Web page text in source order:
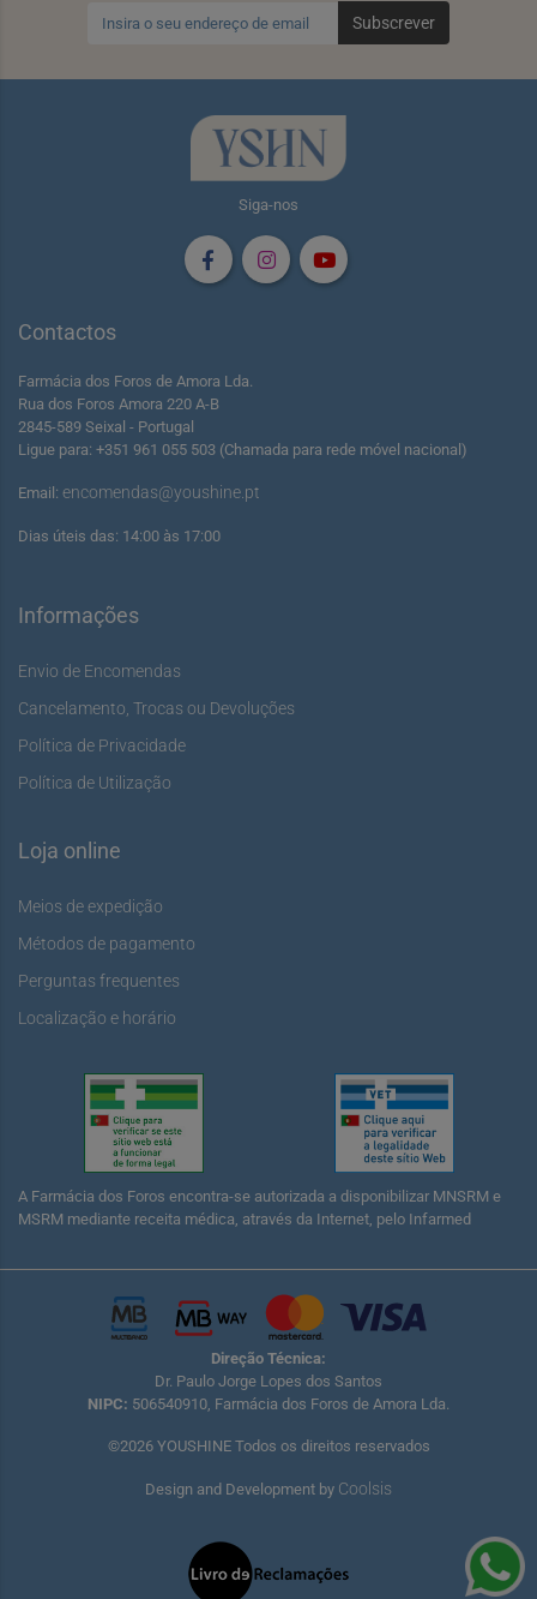
Subscrever
Siga-nos
Contactos
Farmácia dos Foros de Amora Lda.
Rua dos Foros Amora 220 A-B
2845-589 Seixal - Portugal
Ligue para: +351 961 055 503 (Chamada para rede móvel nacional)
Email: encomendas@youshine.pt
Dias úteis das: 14:00 às 17:00
Informações
Envio de Encomendas
Cancelamento, Trocas ou Devoluções
Política de Privacidade
Política de Utilização
Loja online
Meios de expedição
Métodos de pagamento
Perguntas frequentes
Localização e horário
A Farmácia dos Foros encontra-se autorizada a disponibilizar MNSRM e
MSRM mediante receita médica, através da Internet, pelo Infarmed
Direção Técnica:
Dr. Paulo Jorge Lopes dos Santos
NIPC: 506540910, Farmácia dos Foros de Amora Lda.
©2026 YOUSHINE Todos os direitos reservados
Design and Development by Coolsis